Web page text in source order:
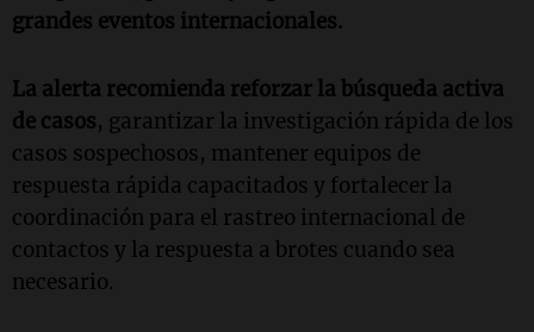
grandes eventos internacionales.
La alerta recomienda reforzar la búsqueda activa
de casos, garantizar la investigación rápida de los
casos sospechosos, mantener equipos de
respuesta rápida capacitados y fortalecer la
coordinación para el rastreo internacional de
contactos y la respuesta a brotes cuando sea
necesario.